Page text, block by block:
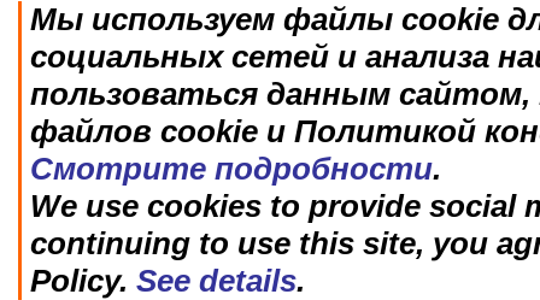
Мы используем файлы cookie
социальных сетей и анализа
пользоваться данным
файлов cookie и Политикой
Смотрите подробности.
We use cookies to provide social
continuing to use this site, you
Policy. See details.